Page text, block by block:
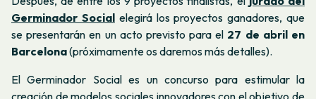
Germinador Social elegirá los proyectos ganadores, que
se presentarán en un acto previsto para el 27 de abril en
Barcelona(próximamente os daremos más detalles).
El Germinador Social es un concursopara estimular la
creación de modelos sociales innovadores con el objetivo de